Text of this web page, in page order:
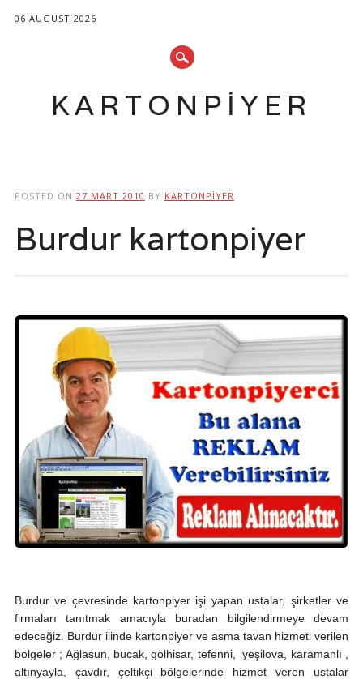
06 AUGUST 2026
KARTONPIYER
POSTED ON 27 MART 2010 BY KARTONPIYER
Burdur kartonpiyer
Burdur ve çevresinde kartonpiyer işi yapan ustalar, şirketler ve
firmaları tanıtmak amacıyla buradan bilgilendirmeye devam
edeceğiz. Burdur ilinde kartonpiyer ve asma tavan hizmeti verilen
bölgeler ; Ağlasun, bucak, gölhisar, tefenni, yeşilova, karamanlı ,
altınyayla, çavdır, çeltikçi bölgelerinde hizmet veren ustalar